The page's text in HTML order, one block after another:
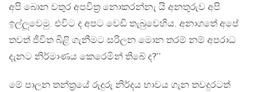
අපි බොන වතුර අපවිත‍්‍ර නොකරන්නැ යි අනතුරුව අපි
ඉල්ලූවෙමු. එවිට ද අපට වෙඩි තැබුවෙහිය. අනාගතේ අපේ
තවත් ජීවිත බිළි ගැනීමට සරිලන මොන තරම් නම් අපරාධ
දැනට නිර්මාණය කෙරෙමින් තිබේ ද?’’
මේ පාලන තන්ත‍්‍රයේ රුදුරු නිර්දය භාවය ගැන තවදුරටත්